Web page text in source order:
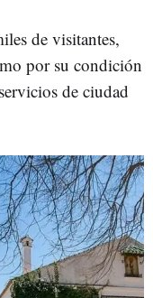
de visitantes,
por su condición
de ciudad